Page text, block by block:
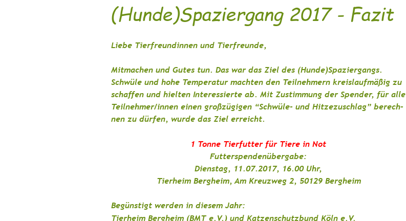
(Hunde)Spaziergang 2017 - Fazit
Liebe Tierfreundinnen und Tierfreunde,
Mitmachen und Gutes tun. Das war das Ziel des (Hunde)Spaziergangs.
Schwüle und hohe Temperatur machten den Teilnehmern kreislaufmäßig zu
schaffen und hielten Interessierte ab. Mit Zustimmung der Spender, für alle
Teilnehmer/innen einen großzügigen “Schwüle- und Hitzezuschlag” berech-
nen zu dürfen, wurde das Ziel erreicht.
1 Tonne Tierfutter für Tiere in Not
Futterspendenübergabe:
Dienstag, 11.07.2017, 16.00 Uhr,
Tierheim Bergheim, Am Kreuzweg 2, 50129 Bergheim
Begünstigt werden in diesem Jahr:
Tierheim Bergheim (BMT e.V.) und Katzenschutzbund Köln e.V.